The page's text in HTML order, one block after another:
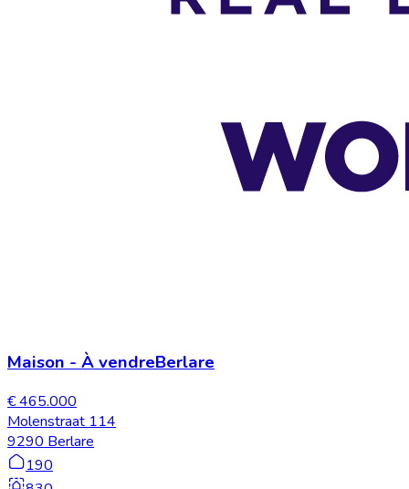
Maison - À vendreBerlare
€ 465.000
Molenstraat 114
9290 Berlare
190